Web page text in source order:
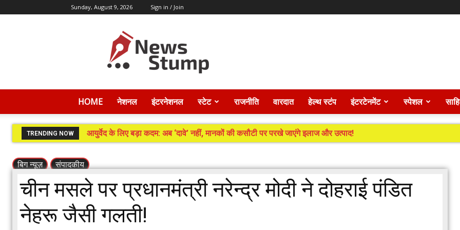
Sunday, August 9, 2026 Sign in / Join
Stump
HOME नेशनल इंटरनेशनल स्टेट राजनीति वारदात हेल्थ स्टंप इंटरटेनमेंट स्पेशल
TRENDING NOW आयुर्वेद के लिए बड़ा कदम: अब ‘दावे’ नहीं, मानकों की कसौटी पर परखे जाएंगे इलाज और उत्पाद!
बिग न्यूज़ संपादकीय
चीन मसले पर प्रधानमंत्री नरेन्द्र मोदी ने दोहराई पंडित
नेहरू जैसी गलती!